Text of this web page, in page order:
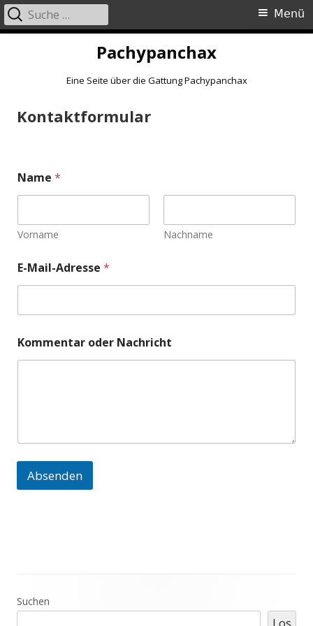
Pachypanchax
Eine Seite über die Gattung Pachypanchax
Primäres
Menü
Suche
nach:
Kontaktformular
Name *
Vorname Nachname
E-Mail-Adresse *
Kommentar oder Nachricht
Absenden
Haupt-
Suchen